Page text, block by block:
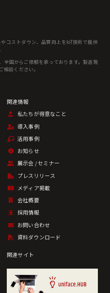
コストダウン、品質向上をIoT技術で提供
全国からご依頼を承っております。製造現
談ください。
私たちが得意なこと
導入事例
活用事例
お知らせ
展示会 / セミナー
プレスリリース
メディア掲載
会社概要
採用情報
お問い合わせ
資料ダウンロード
関連サイト